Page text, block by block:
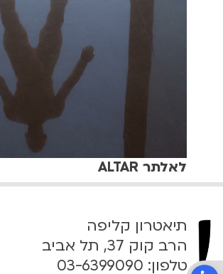
לאלתר ALTAR
תיאטרון קליפה
הרב קוק 37, תל אביב
טלפון: 03-6399090
פתח סרגל נגישות